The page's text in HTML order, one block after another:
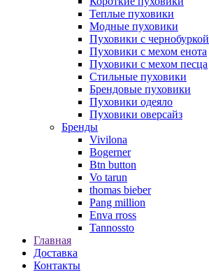
Теплые пуховики
Модные пуховики
Пуховики с чернобуркой
Пуховики с мехом енота
Пуховики с мехом песца
Стильные пуховики
Брендовые пуховики
Пуховики одеяло
Пуховики оверсайз
Бренды
Vivilona
Bogerner
Btn button
Vo tarun
thomas bieber
Pang million
Enva rross
Tannossto
Главная
Доставка
Контакты